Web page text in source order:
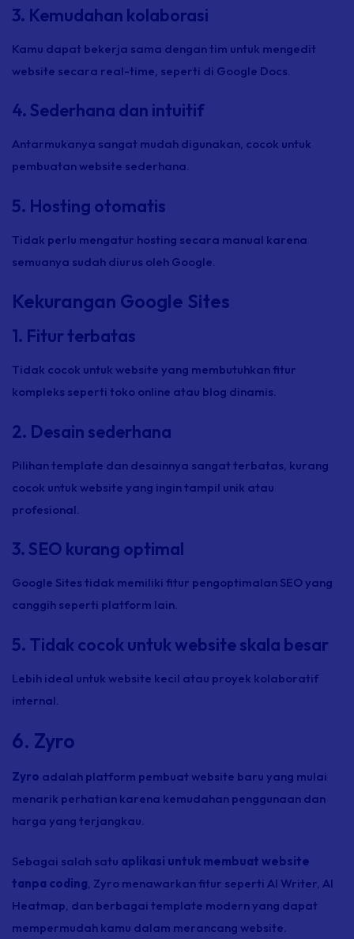
3. Kemudahan kolaborasi
Kamu dapat bekerja sama dengan tim untuk mengedit
website secara real-time, seperti di Google Docs.
4. Sederhana dan intuitif
Antarmukanya sangat mudah digunakan, cocok untuk
pembuatan website sederhana.
5. Hosting otomatis
Tidak perlu mengatur hosting secara manual karena
semuanya sudah diurus oleh Google.
Kekurangan Google Sites
1. Fitur terbatas
Tidak cocok untuk website yang membutuhkan fitur
kompleks seperti toko online atau blog dinamis.
2. Desain sederhana
Pilihan template dan desainnya sangat terbatas, kurang
cocok untuk website yang ingin tampil unik atau
profesional.
3. SEO kurang optimal
Google Sites tidak memiliki fitur pengoptimalan SEO yang
canggih seperti platform lain.
5. Tidak cocok untuk website skala besar
Lebih ideal untuk website kecil atau proyek kolaboratif
internal.
6. Zyro
Zyro adalah platform pembuat website baru yang mulai
menarik perhatian karena kemudahan penggunaan dan
harga yang terjangkau.
Sebagai salah satu aplikasi untuk membuat website
tanpa coding , Zyro menawarkan fitur seperti AI Writer, AI
Heatmap, dan berbagai template modern yang dapat
mempermudah kamu dalam merancang website.